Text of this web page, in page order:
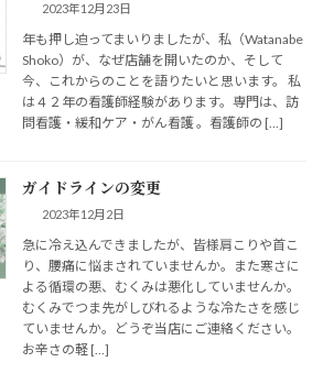
2023年12月23日
年も押し迫ってまいりましたが、私（Watanabe
Shoko）が、なぜ店舗を開いたのか、そして
今、これからのことを語りたいと思います。 私
は４２年の看護師経験があります。専門は、訪
問看護・緩和ケア・がん看護 。看護師の […]
ガイドラインの変更
2023年12月2日
急に冷え込んできましたが、皆様肩こりや首こ
り、腰痛に悩まされていませんか。また寒さに
よる循環の悪、むくみは悪化していませんか。
むくみでつま先がしびれるような冷たさを感じ
ていませんか。どうぞ当店にご連絡ください。
お辛さの軽 […]